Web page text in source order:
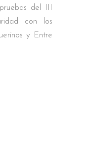
del III
con los
y Entre